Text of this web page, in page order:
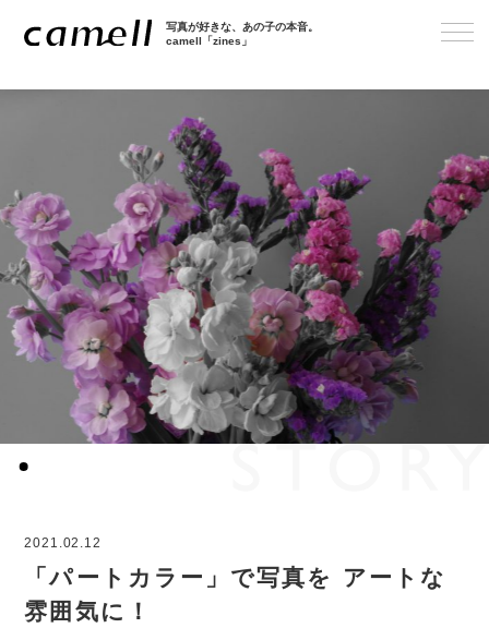
写真が好きな、あの子の本音。
camell「zines」
2021.02.12
「パートカラー」で写真を アートな
雰囲気に！